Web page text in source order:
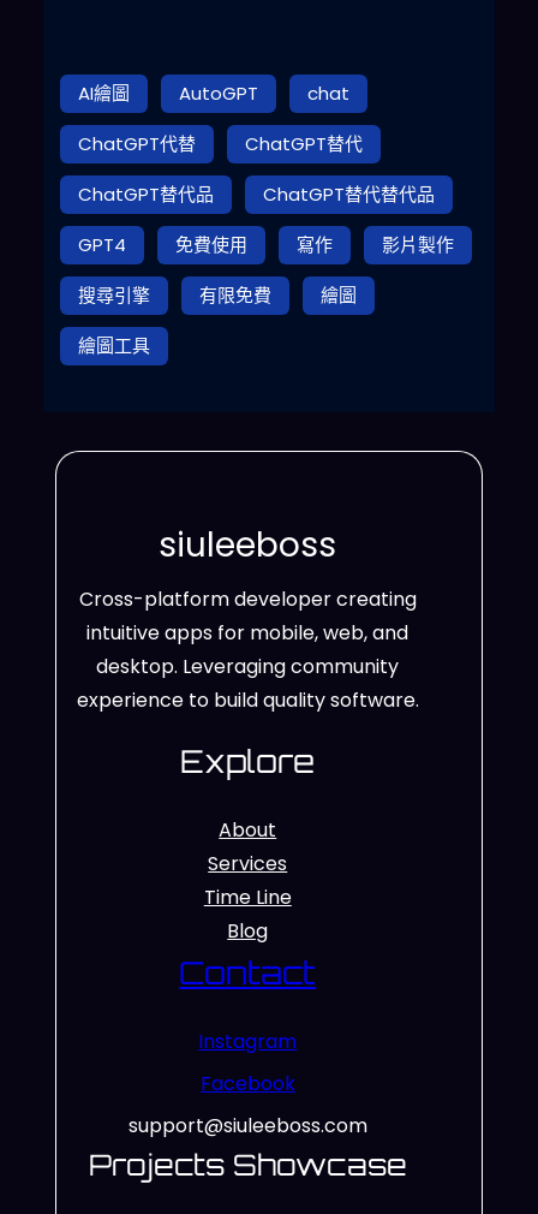
AI繪圖 AutoGPT
chat
ChatGPT代替
ChatGPT替代
ChatGPT替代品
ChatGPT替代替代品
GPT4
免費使用 寫作
影片製作
搜尋引擎
有限免費
繪圖
繪圖工具
siuleeboss
Cross-platform developer creating
intuitive apps for mobile, web, and
desktop. Leveraging community
experience to build quality software.
Explore
About
Services
Time Line
Blog
Contact
Instagram
Facebook
support@siuleeboss.com
Projects Showcase